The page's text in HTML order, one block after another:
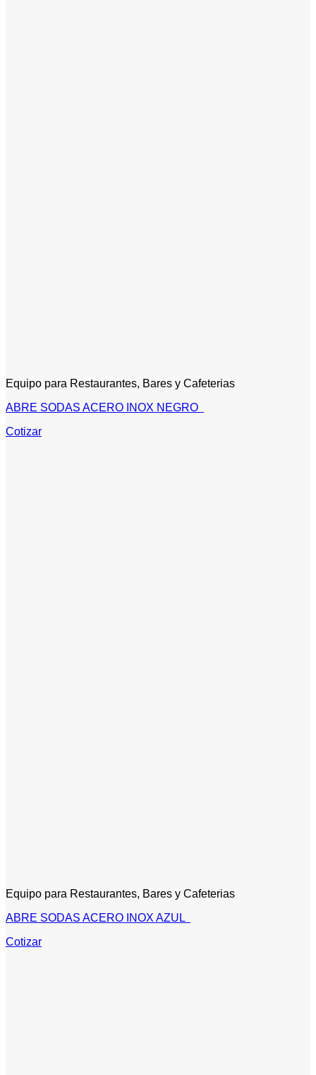
Equipo para Restaurantes, Bares y Cafeterias
ABRE SODAS ACERO INOX NEGRO
Cotizar
Equipo para Restaurantes, Bares y Cafeterias
ABRE SODAS ACERO INOX AZUL
Cotizar